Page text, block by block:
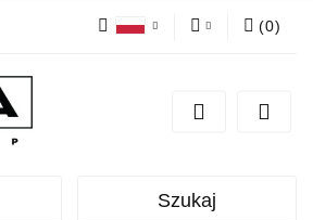
Zarejestruj się
(0)
Szukaj